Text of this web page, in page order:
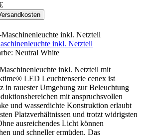
inkl. Netzteil
Neutral White
inkl. Netzteil mit
LED Leuchtenserie cenex ist
in rauester Umgebung zur Beleuchtung
mit anspruchsvollen
und wasserdichte Konstruktion erlaubt
Platzverhältnissen und trotzt widrigsten
ausreichendes Licht können
und schneller ermüden. Das